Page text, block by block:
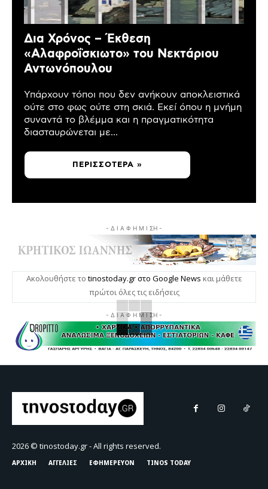
Δια Χρόνος – Έκθεση
«Αλαφροΐσκιωτο» του Νεκτάριου
Αντωνόπουλου
Υπάρχουν τόποι που δεν ανήκουν αποκλειστικά
ούτε στο φως ούτε στη σκιά. Εκεί όπου η μνήμη
συναντά το βλέμμα και η πραγματικότητα
διασταυρώνεται με...
ΠΕΡΙΣΣΌΤΕΡΑ »
- Δ Ι Α Φ Η Μ Ι ΣΗ -
Ακολουθήστε το tinostoday.gr στο Google News και μάθετε
πρώτοι όλες τις ειδήσεις
- Δ Ι Α Φ Η Μ Ι ΣΗ -
2026 © tinostoday.gr - All rights reserved.
ΑΡΧΙΚΗ ΑΓΓΕΛΙΕΣ ΕΦΗΜΕΡΕΥΟΝ TINOS TODAY